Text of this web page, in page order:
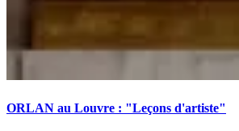
ORLAN au Louvre : "Leçons d'artiste"